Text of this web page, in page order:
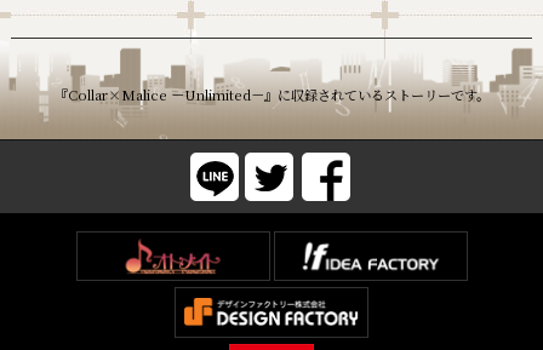
『Collar×Malice －Unlimited－』に収録されているストーリーです。